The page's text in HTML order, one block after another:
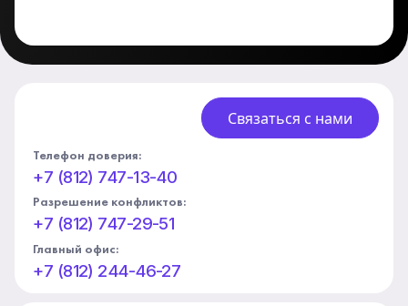
Связаться с нами
Телефон доверия:
+7 (812) 747-13-40
Разрешение конфликтов:
+7 (812) 747-29-51
Главный офис:
+7 (812) 244-46-27